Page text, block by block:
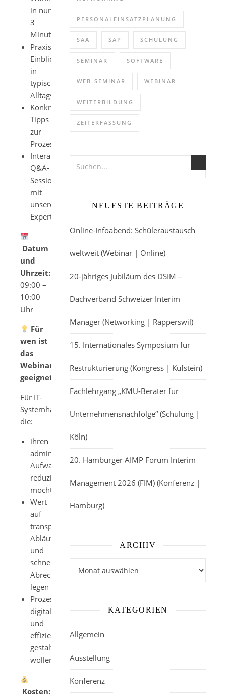
in nur
3
Minuten
Praxisnahe
Einblicke
in
typische
Alltagsszenarien
Konkrete
Tipps
zur
Prozessoptimierung
Interaktive
Q&A-
Session
mit
unseren
Experten
Datum
und
Uhrzeit:
14.08.2025,
09:00 –
10:00
Uhr
Für
wen ist
das
Webinar
geeignet?
Für IT-
Systemhäuser,
die:
ihren
administrativen
Aufwand
reduzieren
möchten
Wert
auf
transparente
Abläufe
und
schnelle
Abrechnung
legen
Prozesse
digital
und
effizient
gestalten
wollen
Kosten:
PERSONALEINSATZPLANUNG
SAA SAP SCHULUNG
SEMINAR SOFTWARE
WEB-SEMINAR WEBINAR
WEITERBILDUNG
ZEITERFASSUNG
NEUESTE BEITRÄGE
Online-Infoabend: Schüleraustausch
weltweit (Webinar | Online)
20-jähriges Jubiläum des DSIM –
Dachverband Schweizer Interim
Manager (Networking | Rapperswil)
15. Internationales Symposium für
Restrukturierung (Kongress | Kufstein)
Fachlehrgang „KMU-Berater für
Unternehmensnachfolge“ (Schulung |
Köln)
20. Hamburger AIMP Forum Interim
Management 2026 (FIM) (Konferenz |
Hamburg)
ARCHIV
KATEGORIEN
Allgemein
Ausstellung
Konferenz